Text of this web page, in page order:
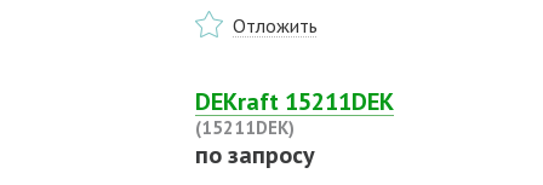
Отложить
DEKraft 15211DEK
(15211DEK)
по запросу